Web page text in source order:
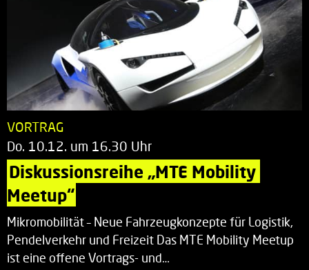
VORTRAG
Do. 10.12. um 16.30 Uhr
Diskussionsreihe „MTE Mobility
Meetup“
Mikromobilität – Neue Fahrzeugkonzepte für Logistik,
Pendelverkehr und Freizeit Das MTE Mobility Meetup
ist eine offene Vortrags- und…